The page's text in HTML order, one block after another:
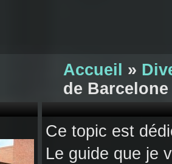
Accueil »
de Barcelone
Ce topic est
Le guide que je